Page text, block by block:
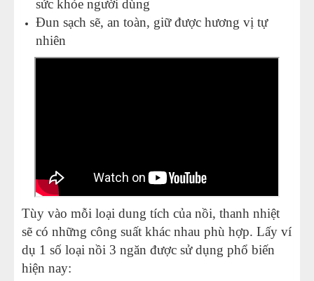
sức khỏe người dùng
Đun sạch sẽ, an toàn, giữ được hương vị tự
nhiên
Tùy vào mỗi loại dung tích của nồi, thanh nhiệt
sẽ có những công suất khác nhau phù hợp. Lấy ví
dụ 1 số loại nồi 3 ngăn được sử dụng phổ biến
hiện nay: